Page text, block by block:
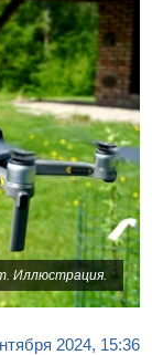
Иллюстрация.
2024, 15:36